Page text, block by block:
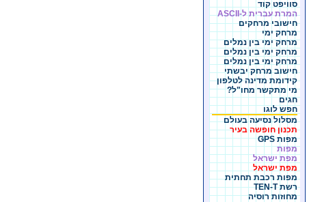
סוויפט קוד
המרת עברית ל-ASCII
חישובי מרחקים
מרחק ימי
מרחק ימי בין נמלים
מרחק ימי בין נמלים
מרחק ימי בין נמלים
חישוב מרחק יבשתי
קידומת מדינה לטלפון
מי מתקשר מחו"ל?
חגים
חפש לוגו
מסלול נסיעה בעולם
תכנון חופשה בעיר
מפות GPS
מפות
מפת ישראל
מפת ישראל
מפות רכבת תחתית
רשת TEN-T
מחוזות רוסיה